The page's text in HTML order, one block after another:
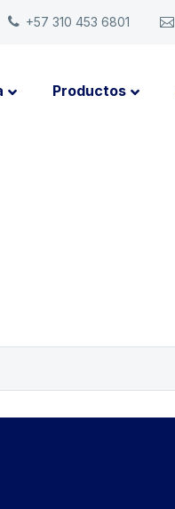
+57 310 453 6801
Productos